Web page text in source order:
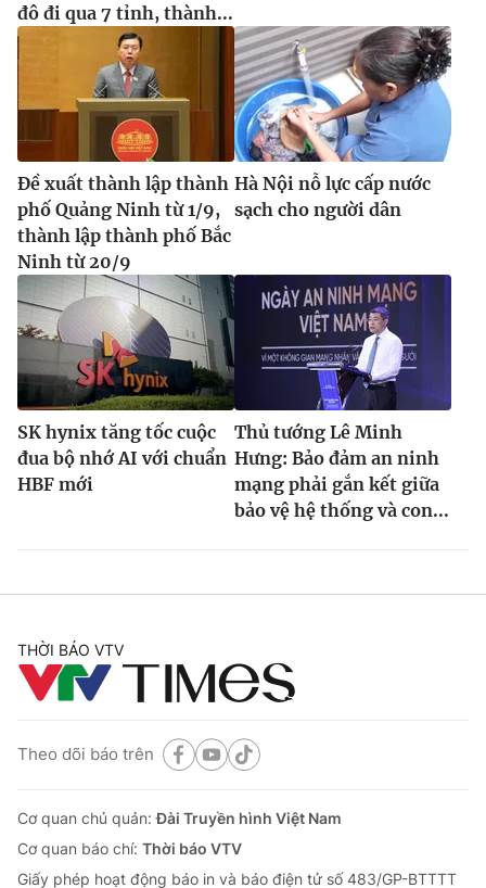
đô đi qua 7 tỉnh, thành...
Đề xuất thành lập thành
phố Quảng Ninh từ 1/9,
thành lập thành phố Bắc
Ninh từ 20/9
Hà Nội nỗ lực cấp nước
sạch cho người dân
SK hynix tăng tốc cuộc
đua bộ nhớ AI với chuẩn
HBF mới
Thủ tướng Lê Minh
Hưng: Bảo đảm an ninh
mạng phải gắn kết giữa
bảo vệ hệ thống và con...
THỜI BÁO VTV
Theo dõi báo trên
Cơ quan chủ quản:Đài Truyền hình Việt Nam
Cơ quan báo chí: Thời báo VTV
Giấy phép hoạt động báo in và báo điện tử số 483/GP-BTTTT